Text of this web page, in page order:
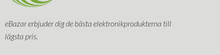
eBazar erbjuder dig de bästa elektronikprodukterna till
lägsta pris.